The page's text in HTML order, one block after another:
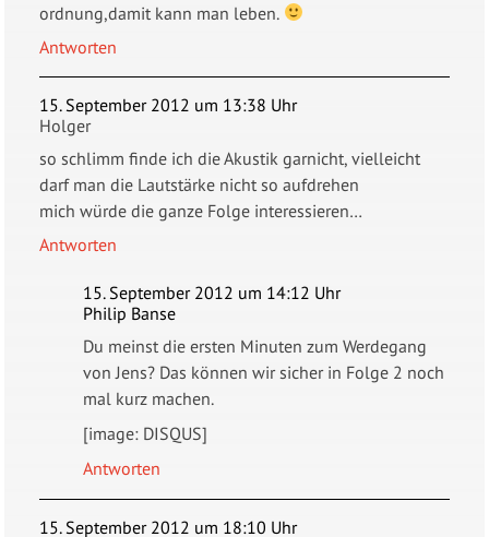
ordnung,damit kann man leben.
Antworten
15. September 2012 um 13:38 Uhr
Holger
so schlimm finde ich die Akustik garnicht, vielleicht
darf man die Lautstärke nicht so aufdrehen
mich würde die ganze Folge interessieren…
Antworten
15. September 2012 um 14:12 Uhr
Philip Banse
Du meinst die ersten Minuten zum Werdegang
von Jens? Das können wir sicher in Folge 2 noch
mal kurz machen.
[image: DISQUS]
Antworten
15. September 2012 um 18:10 Uhr